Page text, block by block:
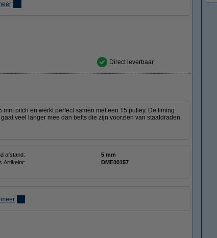
Direct leverbaar
pitch en werkt perfect samen met een T5 pulley. De timing
veel langer mee dan belts die zijn voorzien van staaldraden.
afstand:
5 mm
Artikelnr:
DME00157